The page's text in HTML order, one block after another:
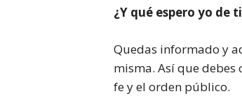
¿Y qué espero yo de
Quedas informado y
misma. Así que
fe y el orden público.